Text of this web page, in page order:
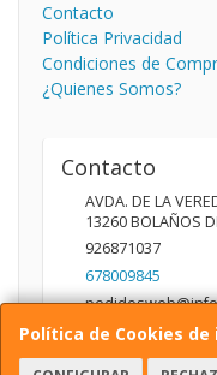
Política de Cookies
Contacto
Política Privacidad
Condiciones de
¿Quienes Somos?
Contacto
AVDA. DE LA
13260BOLAÑOS
926871037
678009845